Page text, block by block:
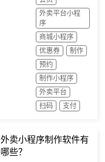
外卖平台小程
序
商城小程序
优惠券
制作
预约
制作小程序
外卖平台
扫码
支付
外卖小程序制作软件有
哪些？